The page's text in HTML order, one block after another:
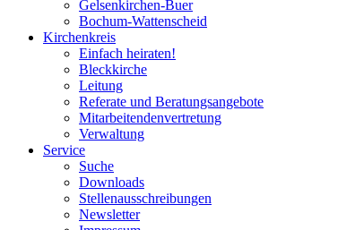
Gelsenkirchen-Buer
Bochum-Wattenscheid
Kirchenkreis
Einfach heiraten!
Bleckkirche
Leitung
Referate und Beratungsangebote
Mitarbeitendenvertretung
Verwaltung
Service
Suche
Downloads
Stellenausschreibungen
Newsletter